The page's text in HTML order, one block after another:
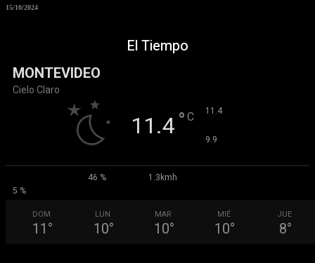
15/10/2024
El Tiempo
MONTEVIDEO
Cielo Claro
11.4 ° C 11.4
9.9
46 %
1.3kmh
5 %
DOM
11 °
LUN
10°
MAR
10°
MIÉ
10°
JUE
8°